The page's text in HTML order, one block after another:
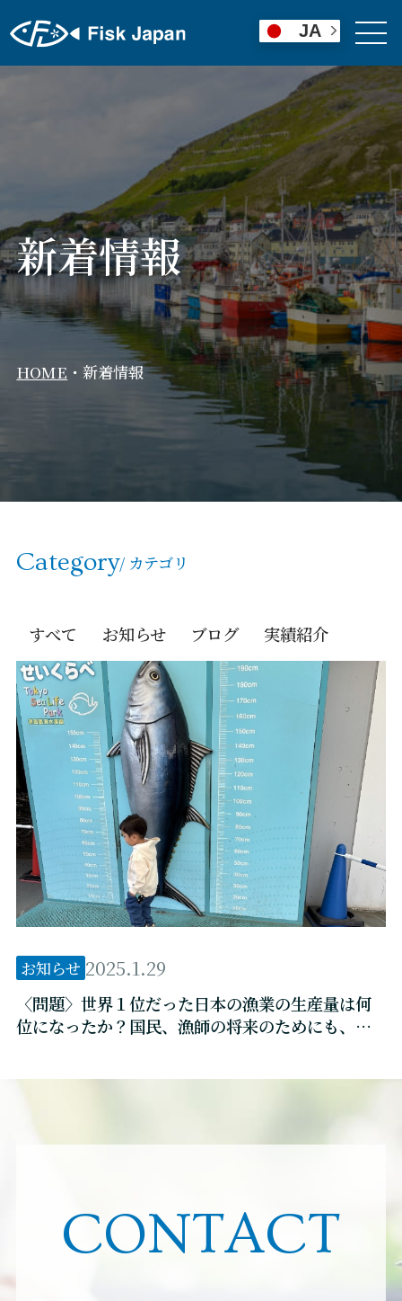
新着情報
HOME ・新着情報
Category/ カテゴリ
すべて お知らせ ブログ 実績紹介
お知らせ 2025.1.29
〈問題〉世界１位だった日本の漁業の生産量は何
位になったか？国民、漁師の将来のためにも、ど
CONTACT
JA